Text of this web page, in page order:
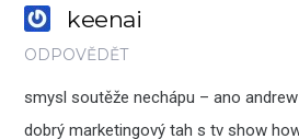
keenai
ODPOVĚDĚT
smysl soutěže nechápu – ano
dobrý marketingový tah s tv show